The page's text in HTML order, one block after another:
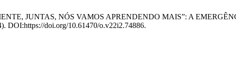
JUNTAS, NÓS VAMOS APRENDENDO MAIS”: A
DOI:https://doi.org/10.61470/o.v22i2.74886.